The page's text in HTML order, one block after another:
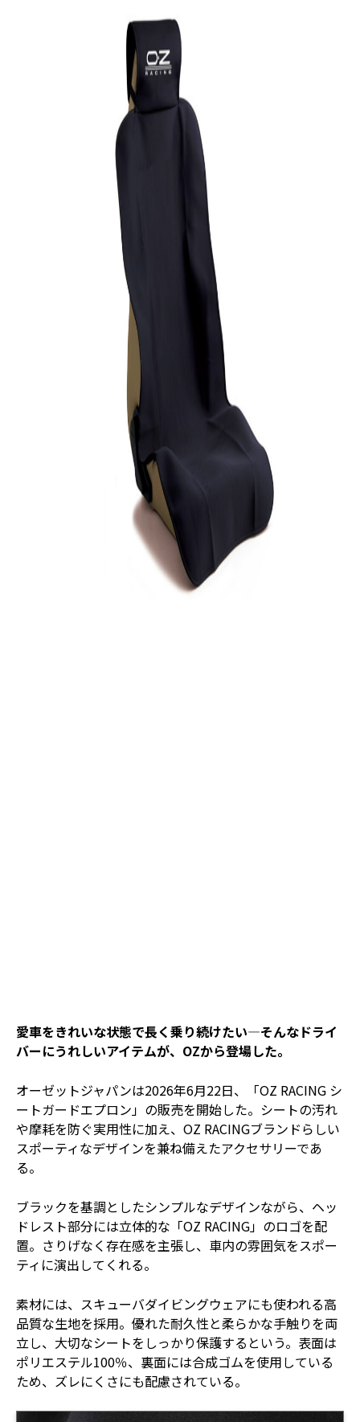
愛車をきれいな状態で長く乗り続けたい—そんなドライ
バーにうれしいアイテムが、OZから登場した。
オーゼットジャパンは2026年6月22日、「OZ RACING シ
ートガードエプロン」の販売を開始した。シートの汚れ
や摩耗を防ぐ実用性に加え、OZ RACINGブランドらしい
スポーティなデザインを兼ね備えたアクセサリーであ
る。
ブラックを基調としたシンプルなデザインながら、ヘッ
ドレスト部分には立体的な「OZ RACING」のロゴを配
置。さりげなく存在感を主張し、車内の雰囲気をスポー
ティに演出してくれる。
素材には、スキューバダイビングウェアにも使われる高
品質な生地を採用。優れた耐久性と柔らかな手触りを両
立し、大切なシートをしっかり保護するという。表面は
ポリエステル100％、裏面には合成ゴムを使用している
ため、ズレにくさにも配慮されている。